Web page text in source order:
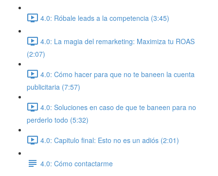
4.0: Róbale leads a la competencia (3:45)
4.0: La magia del remarketing: Maximiza tu ROAS
(2:07)
4.0: Cómo hacer para que no te baneen la cuenta
publicitaria (7:57)
4.0: Soluciones en caso de que te baneen para no
perderlo todo (5:32)
4.0: Capitulo final: Esto no es un adiós (2:01)
4.0: Cómo contactarme